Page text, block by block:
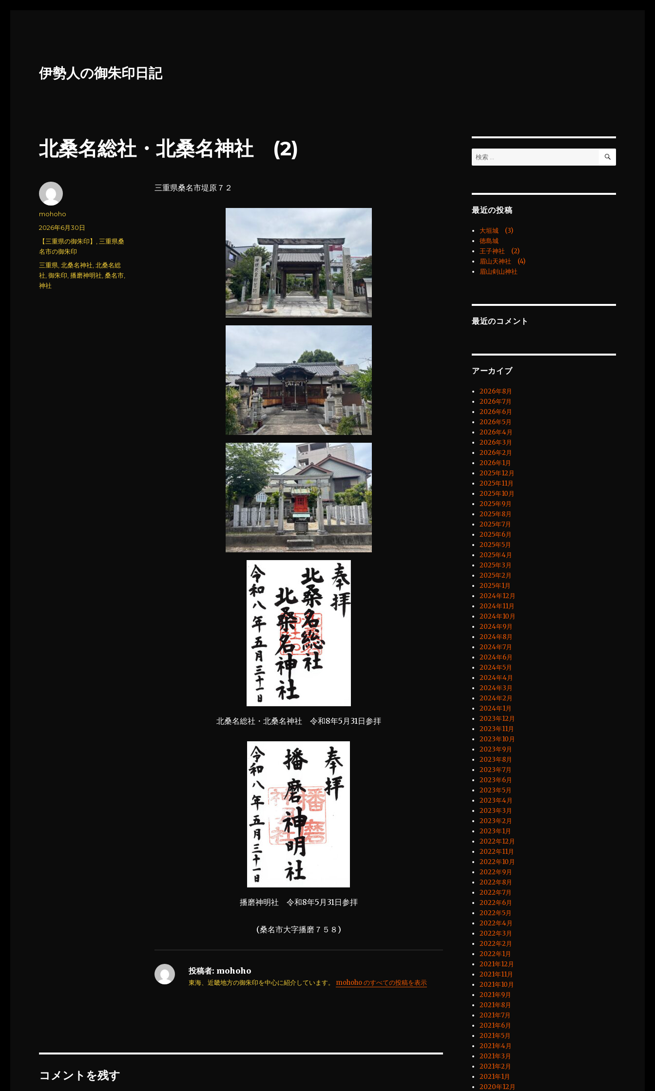
伊勢人の御朱印日記
北桑名総社・北桑名神社 (2)
三重県桑名市堤原７２
北桑名総社・北桑名神社 令和8年5月31日参拝
播磨神明社 令和8年5月31日参拝
(桑名市大字播磨７５８)
投稿者: mohoho
東海、近畿地方の御朱印を中心に紹介しています。 mohoho のすべての投稿を表示
投
mohoho
投
稿
日:
2026年6月30日
カ
テ
ゴ
リ
ー
【三重県の御朱印】
三重県桑
名市の御朱印
タ
グ
三重県 ,北桑名神社 ,北桑名総
社 ,御朱印 ,播磨神明社 ,桑名市
神社
コメントを残す
検
索:
検
最近の投稿
大垣城 (3)
徳島城
王子神社 (2)
眉山天神社 (4)
眉山剣山神社
最近のコメント
アーカイブ
2026年8月
2026年7月
2026年6月
2026年5月
2026年4月
2026年3月
2026年2月
2026年1月
2025年12月
2025年11月
2025年10月
2025年9月
2025年8月
2025年7月
2025年6月
2025年5月
2025年4月
2025年3月
2025年2月
2025年1月
2024年12月
2024年11月
2024年10月
2024年9月
2024年8月
2024年7月
2024年6月
2024年5月
2024年4月
2024年3月
2024年2月
2024年1月
2023年12月
2023年11月
2023年10月
2023年9月
2023年8月
2023年7月
2023年6月
2023年5月
2023年4月
2023年3月
2023年2月
2023年1月
2022年12月
2022年11月
2022年10月
2022年9月
2022年8月
2022年7月
2022年6月
2022年5月
2022年4月
2022年3月
2022年2月
2022年1月
2021年12月
2021年11月
2021年10月
2021年9月
2021年8月
2021年7月
2021年6月
2021年5月
2021年4月
2021年3月
2021年2月
2021年1月
2020年12月